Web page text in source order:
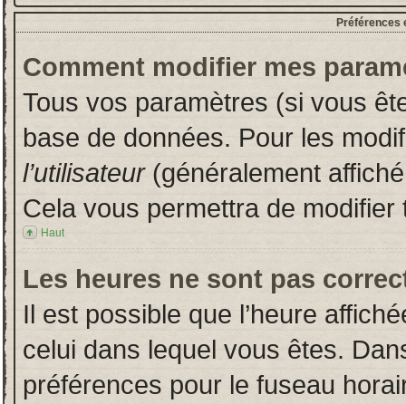
Préférences
Comment modifier mes
Tous vos paramètres (si vous
base de données. Pour les
l’utilisateur(généralement
Cela vous permettra de
Haut
Les heures ne sont pas
Il est possible que l’heure
celui dans lequel vous êtes.
préférences pour le fuseau